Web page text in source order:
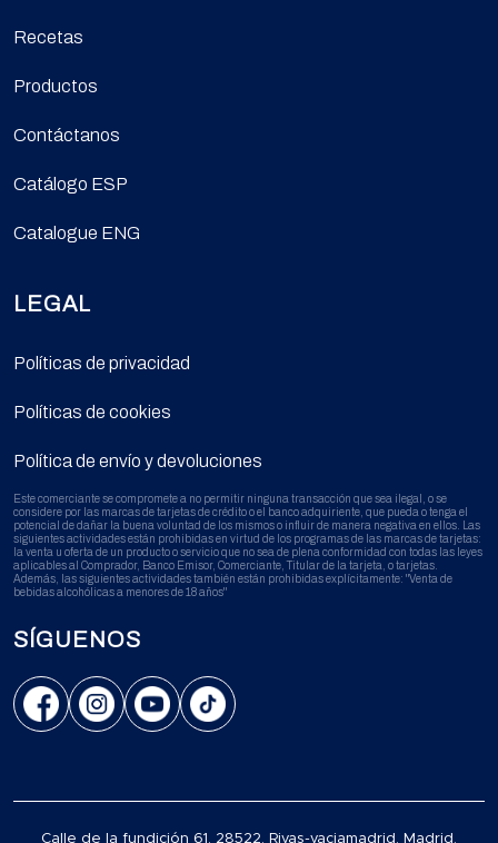
Recetas
Productos
Contáctanos
Catálogo ESP
Catalogue ENG
LEGAL
Políticas de privacidad
Políticas de cookies
Política de envío y devoluciones
Este comerciante se compromete a no permitir ninguna transacción que sea ilegal, o se
considere por las marcas de tarjetas de crédito o el banco adquiriente, que pueda o tenga el
potencial de dañar la buena voluntad de los mismos o influir de manera negativa en ellos. Las
siguientes actividades están prohibidas en virtud de los programas de las marcas de tarjetas:
la venta u oferta de un producto o servicio que no sea de plena conformidad con todas las leyes
aplicables al Comprador, Banco Emisor, Comerciante, Titular de la tarjeta, o tarjetas.
Además, las siguientes actividades también están prohibidas explícitamente: "Venta de
bebidas alcohólicas a menores de 18 años"
SÍGUENOS
Calle de la fundición 61, 28522, Rivas-vaciamadrid, Madrid,